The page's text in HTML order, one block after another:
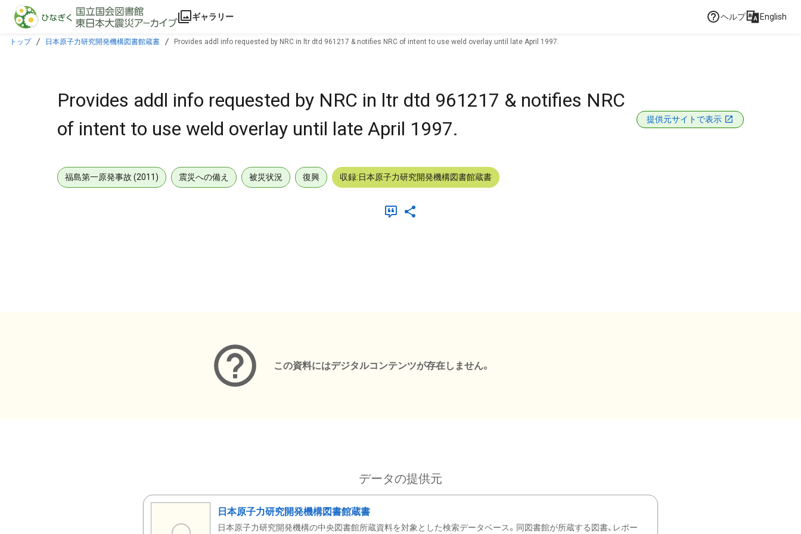
本文に飛ぶ
ギャラリー ヘルプ English
トップ 日本原子力研究開発機構図書館蔵書 Provides addl info requested by NRC in ltr dtd 961217 & notifies NRC of intent to use weld overlay until late April 1997.
Provides addl info requested by NRC in ltr dtd 961217 & notifies NRC
of intent to use weld overlay until late April 1997.
提供元サイトで表示
福島第一原発事故 (2011) 震災への備え 被災状況 復興 収録:日本原子力研究開発機構図書館蔵書
この資料にはデジタルコンテンツが存在しません。
データの提供元
日本原子力研究開発機構図書館蔵書
日本原子力研究開発機構の中央図書館所蔵資料を対象とした検索データベース。同図書館が所蔵する図書、レポー